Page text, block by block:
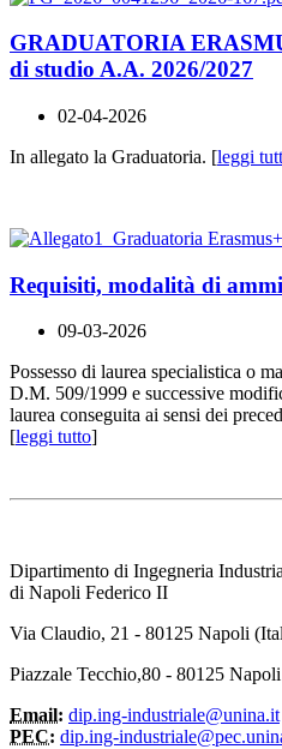
GRADUATORIA
di studio A.A. 2026/2027
02-04-2026
In allegato la Graduatoria. [leggi
Requisiti, modalità di
09-03-2026
Possesso di laurea specialistica o
D.M. 509/1999 e successive
laurea conseguita ai sensi dei
[leggi tutto]
Dipartimento di Ingegneria
di Napoli Federico II
Via Claudio, 21 - 80125 Napoli
Piazzale Tecchio,80 - 80125
Email: dip.ing-industriale@unina.it
PEC: dip.ing-